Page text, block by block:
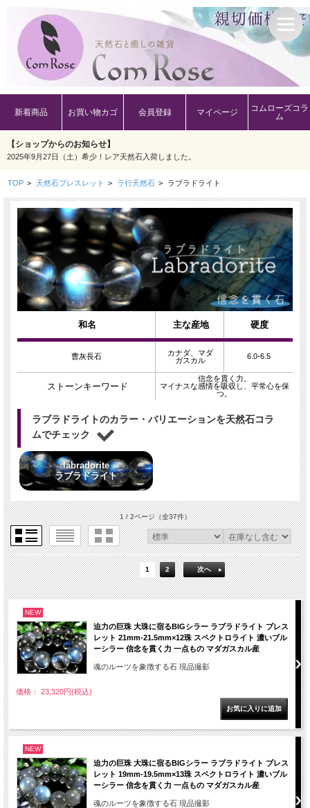
新着商品 お買い物カゴ 会員登録 マイページ
コムローズコラ
ム
【ショップからのお知らせ】
2025年9月27日（土）希少！レア天然石入荷しました。
TOP > 天然石ブレスレット > ラ行天然石 > ラブラドライト
和名 主な産地 硬度
曹灰長石
カナダ、マダ
ガスカル
6.0-6.5
ストーンキーワード
信念を貫く力。
マイナスな感情を吸収し、平常心を保
つ。
ラブラドライトのカラー・バリエーションを天然石コラ
ムでチェック
labradorite
ラブラドライト
1 / 2ページ（全37件）
1 2 次へ
NEW
迫力の巨珠 大珠に宿るBIGシラー ラブラドライト ブレス
レット 21mm-21.5mm×12珠 スペクトロライト 濃いブル
ーシラー 信念を貫く力 一点もの マダガスカル産
魂のルーツを象徴する石 現品撮影
価格： 23,320円(税込)
NEW
迫力の巨珠 大珠に宿るBIGシラー ラブラドライト ブレス
レット 19mm-19.5mm×13珠 スペクトロライト 濃いブル
ーシラー 信念を貫く力 一点もの マダガスカル産
魂のルーツを象徴する石 現品撮影